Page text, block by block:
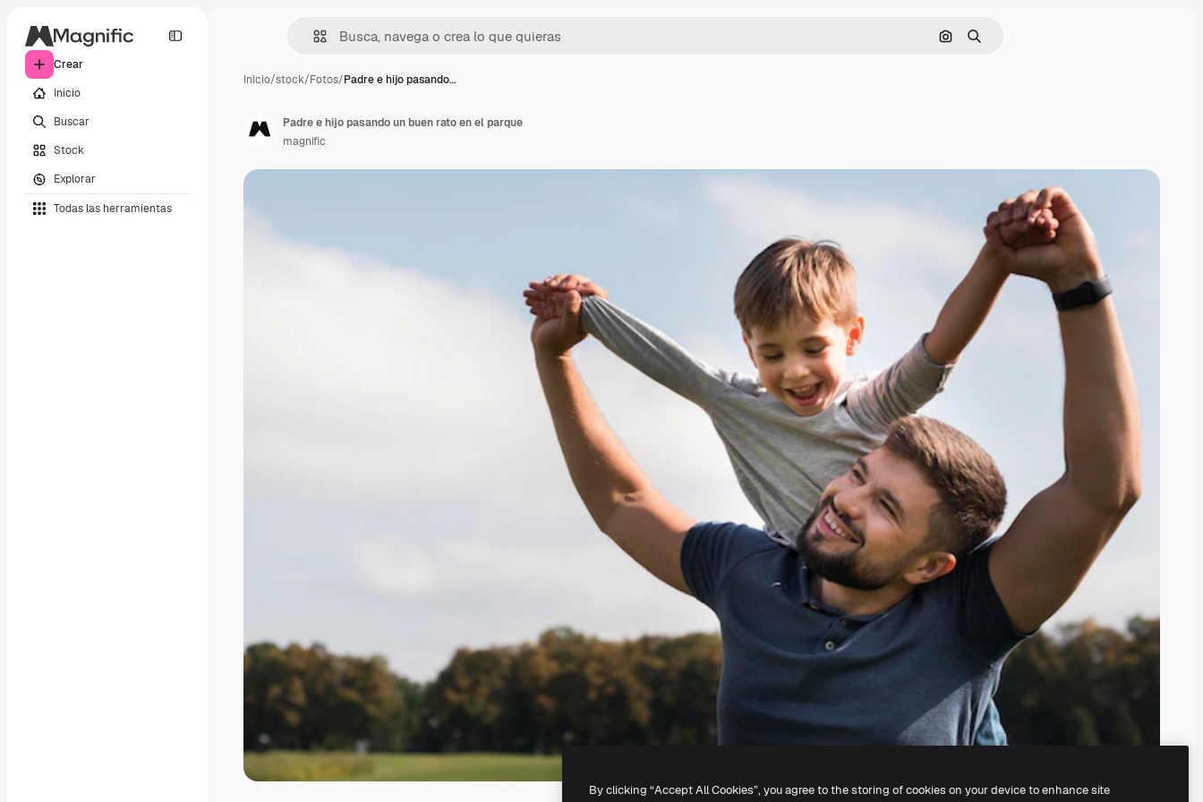
Crear
Inicio
Buscar
Stock
Explorar
Todas las herramientas
Buscar por imagen
Buscar
Inicio/stock/Fotos/Padre e hijo pasando…
Padre e hijo pasando un buen rato en el parque
magnific
By clicking “Accept All Cookies”, you agree to the storing of cookies on your device to enhance site